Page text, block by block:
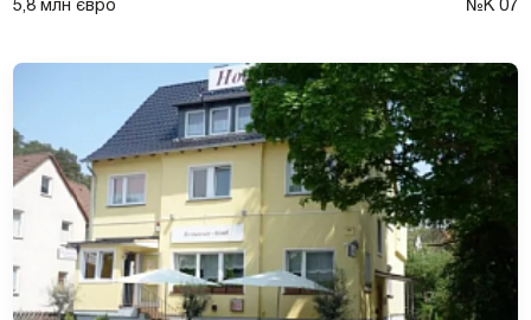
5,8 млн євро №К 07